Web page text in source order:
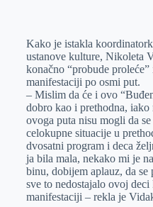
Kako je istakla
ustanove kulture, Nikoleta
konačno “probude
manifestaciji po osmi put.
– Mislim da će i ovo
dobro kao i prethodna,
ovoga puta nisu mogli da
celokupne situacije u
dvosatni program i deca
ja bila mala, nekako mi je
binu, dobijem aplauz, da
sve to nedostajalo ovoj deci
manifestaciji – rekla je